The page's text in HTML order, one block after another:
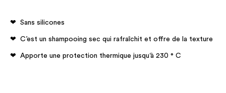
Sans silicones
C’est un shampooing sec qui rafraîchit et offre de la texture
Apporte une protection thermique jusqu‘à 230 ° C